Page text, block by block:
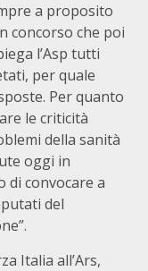
a proposito
concorso che poi
l’Asp tutti
per quale
Per quanto
le criticità
della sanità
oggi in
di convocare a
del
Italia all’Ars,